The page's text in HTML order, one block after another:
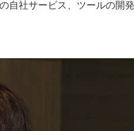
自社サービス、ツールの開